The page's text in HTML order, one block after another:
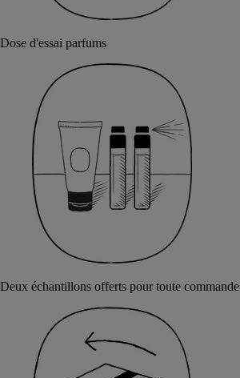
Dose d'essai parfums
Deux échantillons offerts pour toute commande